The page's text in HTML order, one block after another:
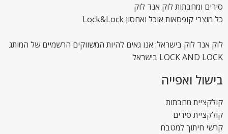
סירים ומחבתות לוק אנד לוק
כל מוצרי קופסאות אוכל ואחסון Lock&Lock
לוק אנד לוק בישראל: אנו גאים להיות המשווקים הרשמיים של המותג
LOCK AND LOCK בישראל
בישול ואפייה
קולקציית מחבתות
קולקציית סירים
קרשי חיתוך למטבח